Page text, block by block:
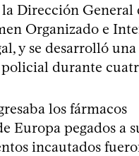
la Dirección General
Organizado e
y se desarrolló una
durante
los fármacos
Europa pegados a
incautados